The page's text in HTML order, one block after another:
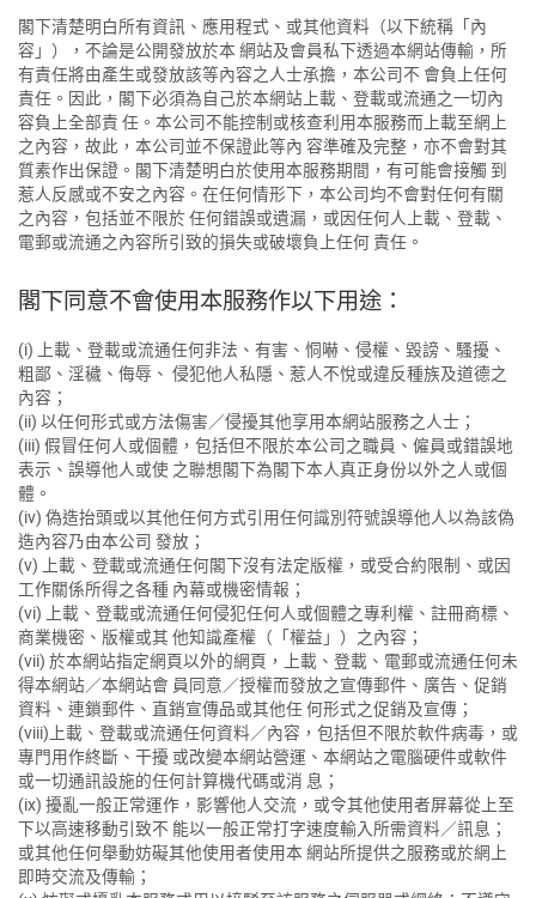
閣下清楚明白所有資訊、應用程式、或其他資料（以下統稱「內
容」），不論是公開發放於本 網站及會員私下透過本網站傳輸，所
有責任將由產生或發放該等內容之人士承擔，本公司不 會負上任何
責任。因此，閣下必須為自己於本網站上載、登載或流通之一切內
容負上全部責 任。本公司不能控制或核查利用本服務而上載至網上
之內容，故此，本公司並不保證此等內 容準確及完整，亦不會對其
質素作出保證。閣下清楚明白於使用本服務期間，有可能會接觸 到
惹人反感或不安之內容。在任何情形下，本公司均不會對任何有關
之內容，包括並不限於 任何錯誤或遺漏，或因任何人上載、登載、
電郵或流通之內容所引致的損失或破壞負上任何 責任。
閣下同意不會使用本服務作以下用途：
(i) 上載、登載或流通任何非法、有害、恫嚇、侵權、毀謗、騷擾、
粗鄙、淫穢、侮辱、 侵犯他人私隱、惹人不悅或違反種族及道德之
內容；
(ii) 以任何形式或方法傷害／侵擾其他享用本網站服務之人士；
(iii) 假冒任何人或個體，包括但不限於本公司之職員、僱員或錯誤地
表示、誤導他人或使 之聯想閣下為閣下本人真正身份以外之人或個
體。
(iv) 偽造抬頭或以其他任何方式引用任何識別符號誤導他人以為該偽
造內容乃由本公司 發放；
(v) 上載、登載或流通任何閣下沒有法定版權，或受合約限制、或因
工作關係所得之各種 內幕或機密情報；
(vi) 上載、登載或流通任何侵犯任何人或個體之專利權、註冊商標、
商業機密、版權或其 他知識產權（「權益」）之內容；
(vii) 於本網站指定網頁以外的網頁，上載、登載、電郵或流通任何未
得本網站／本網站會 員同意／授權而發放之宣傳郵件、廣告、促銷
資料、連鎖郵件、直銷宣傳品或其他任 何形式之促銷及宣傳；
(viii)上載、登載或流通任何資料／內容，包括但不限於軟件病毒，或
專門用作終斷、干擾 或改變本網站營運、本網站之電腦硬件或軟件
或一切通訊設施的任何計算機代碼或消 息；
(ix) 擾亂一般正常運作，影響他人交流，或令其他使用者屏幕從上至
下以高速移動引致不 能以一般正常打字速度輸入所需資料／訊息；
或其他任何舉動妨礙其他使用者使用本 網站所提供之服務或於網上
即時交流及傳輸；